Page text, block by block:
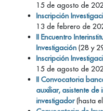
15 de agosto de
Inscripción
13 de febrero de
II Encuentro
Investigación(28 y
Inscripción
15 de agosto de
II Convocatoria
auxiliar, asistente de
investigador(hasta